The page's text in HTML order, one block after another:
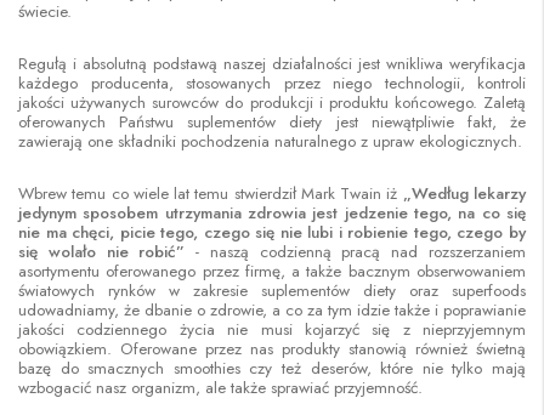
świecie.
Regułą i absolutną podstawą naszej działalności jest wnikliwa weryfikacja
każdego producenta, stosowanych przez niego technologii, kontroli
jakości używanych surowców do produkcji i produktu końcowego. Zaletą
oferowanych Państwu suplementów diety jest niewątpliwie fakt, że
zawierają one składniki pochodzenia naturalnego z upraw ekologicznych.
Wbrew temu co wiele lat temu stwierdził Mark Twain iż „Według lekarzy
jedynym sposobem utrzymania zdrowia jest jedzenie tego, na co się
nie ma chęci, picie tego, czego się nie lubi i robienie tego, czego by
się wolało nie robić”- naszą codzienną pracą nad rozszerzaniem
asortymentu oferowanego przez firmę, a także bacznym obserwowaniem
światowych rynków w zakresie suplementów diety oraz superfoods
udowadniamy, że dbanie o zdrowie, a co za tym idzie także i poprawianie
jakości codziennego życia nie musi kojarzyć się z nieprzyjemnym
obowiązkiem. Oferowane przez nas produkty stanowią również świetną
bazę do smacznych smoothies czy też deserów, które nie tylko mają
wzbogacić nasz organizm, ale także sprawiać przyjemność.